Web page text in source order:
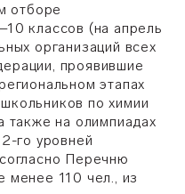
отборе
классов (на апрель
организаций всех
проявившие
этапах
по химии
также на олимпиадах
го уровней
Перечню
менее 110 чел., из